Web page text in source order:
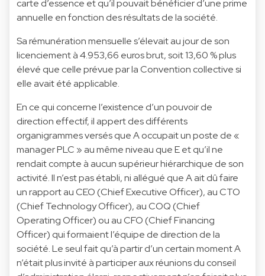
carte d’essence et qu’il pouvait bénéficier d’une prime
annuelle en fonction des résultats de la société.
Sa rémunération mensuelle s’élevait au jour de son
licenciement à 4.953,66 euros brut, soit 13,60 % plus
élevé que celle prévue par la Convention collective si
elle avait été applicable.
En ce qui concerne l’existence d’un pouvoir de
direction effectif, il appert des différents
organigrammes versés que A occupait un poste de «
manager PLC » au même niveau que E et qu’il ne
rendait compte à aucun supérieur hiérarchique de son
activité. Il n’est pas établi, ni allégué que A ait dû faire
un rapport au CEO (Chief Executive Officer), au CTO
(Chief Technology Officer), au COQ (Chief
Operating Officer) ou au CFO (Chief Financing
Officer) qui formaient l’équipe de direction de la
société. Le seul fait qu’à partir d’un certain moment A
n’était plus invité à participer aux réunions du conseil